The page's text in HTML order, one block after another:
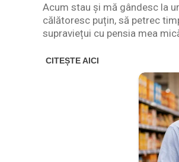
Acum stau și mă gândesc la
călătoresc puțin, să petrec
supraviețui cu pensia mea